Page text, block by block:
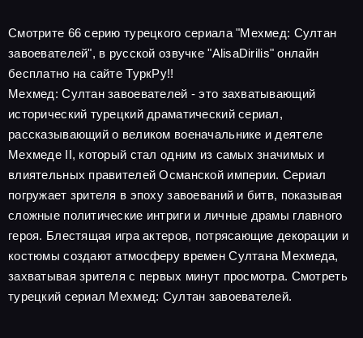
Смотрите 66 серию турецкого сериала "Мехмед: Султан
завоевателей", в русской озвучке "AlisaDirilis" онлайн
бесплатно на сайте ТуркРу!!
Мехмед: Султан завоевателей - это захватывающий
исторический турецкий драматический сериал,
рассказывающий о великом военачальнике и деятеле
Мехмеде II, который стал одним из самых значимых и
влиятельных правителей Османской империи. Сериал
погружает зрителя в эпоху завоеваний и битв, показывая
сложные политические интриги и личные драмы главного
героя. Блестящая игра актеров, потрясающие декорации и
костюмы создают атмосферу времен Султана Мехмеда,
захватывая зрителя с первых минут просмотра. Смотреть
турецкий сериал Мехмед: Султан завоевателей.